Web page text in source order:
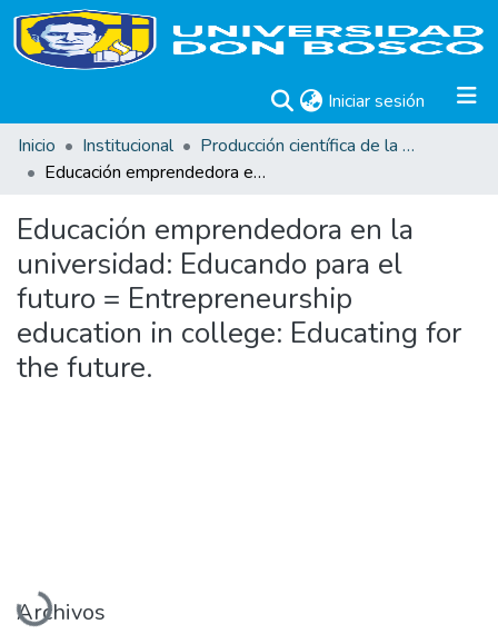
Iniciar sesión (current)
Inicio
Institucional
Producción científica de la Universidad Don Bosco
Educación emprendedora en la universidad: Educando para el futuro = Entrepreneurship education in college: Educating for the future.
Educación emprendedora en la
universidad: Educando para el
futuro = Entrepreneurship
education in college: Educating for
the future.
Cargando...
Archivos